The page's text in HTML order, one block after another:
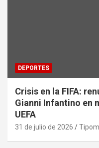
DEPORTES
Crisis en la FIFA:
Gianni Infantino en
UEFA
31 de julio de 2026